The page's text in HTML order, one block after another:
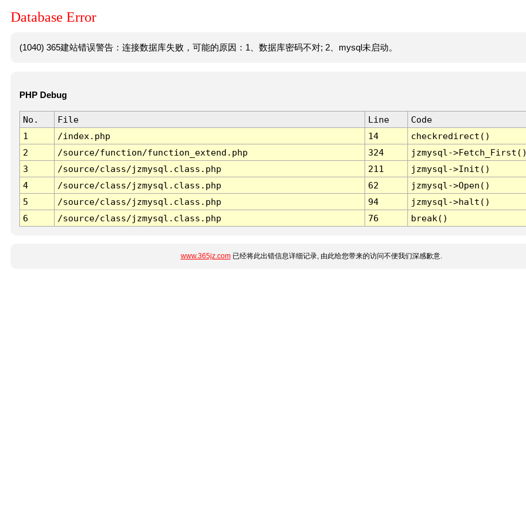
Database Error
(1040) 365建站错误警告：连接数据库失败，可能的原因：1、数据库密码不对; 2、mysql未启动。
PHP Debug
No. File Line
Code
1
/index.php 14
checkredirect()
2
/source/function/function_extend.php 324
jzmysql-
3
/source/class/jzmysql.class.php 211
jzmysql->Init()
4
/source/class/jzmysql.class.php 62
jzmysql->Open()
5
/source/class/jzmysql.class.php 94
jzmysql->halt()
6
/source/class/jzmysql.class.php 76 break()
www.365jz.com已经将此出错信息详细记录, 由此给您带来的访问不便我们深感歉意.